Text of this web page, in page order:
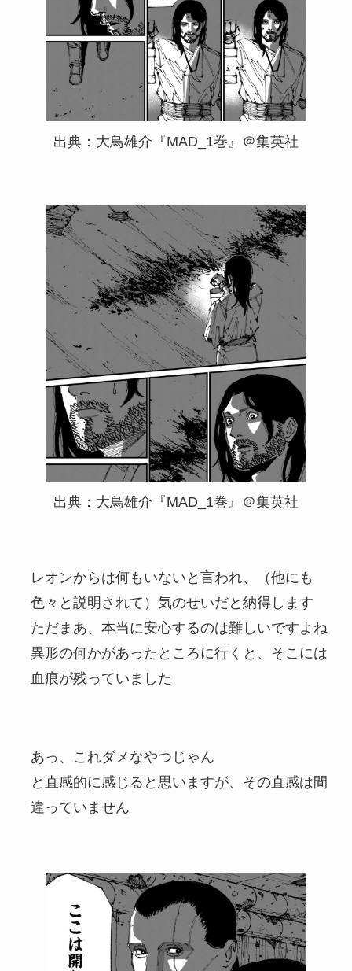
出典：大鳥雄介『MAD_1巻』＠集英社
出典：大鳥雄介『MAD_1巻』＠集英社
レオンからは何もいないと言われ、（他にも
色々と説明されて）気のせいだと納得します
ただまあ、本当に安心するのは難しいですよね
異形の何かがあったところに行くと、そこには
血痕が残っていました
あっ、これダメなやつじゃん
と直感的に感じると思いますが、その直感は間
違っていません